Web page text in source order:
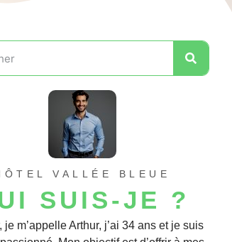
VALLÉE BLEUE
SUIS-JE ?
je m’appelle Arthur, j’ai 34 ans et je suis